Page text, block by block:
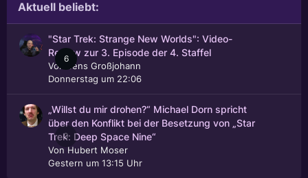
Aktuell beliebt:
6
"Star Trek: Strange New Worlds": Video-
Review zur 3. Episode der 4. Staffel
Von
Jens Großjohann
Donnerstag um 22:06
0
„Willst du mir drohen?“ Michael Dorn spricht
über den Konflikt bei der Besetzung von „Star
Trek: Deep Space Nine“
Von Hubert Moser
Gestern um 13:15 Uhr